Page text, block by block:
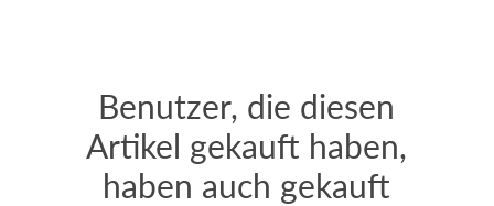
Benutzer, die diesen
Artikel gekauft haben,
haben auch gekauft